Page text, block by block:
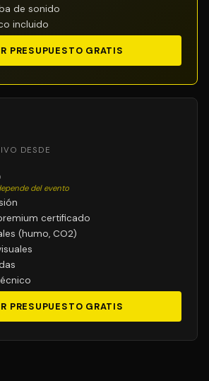
de sonido
incluido
PRESUPUESTO GRATIS
DESDE
del evento
certificado
(humo, CO2)
PRESUPUESTO GRATIS